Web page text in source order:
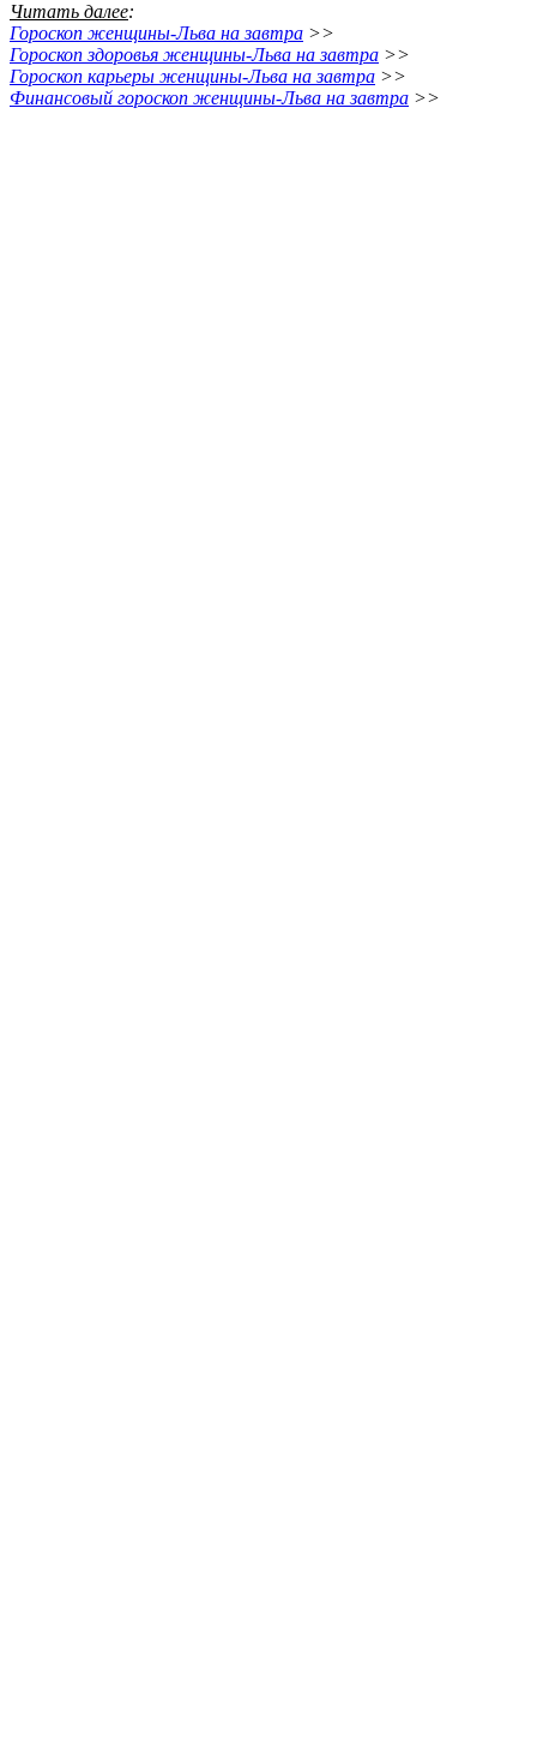
Читать далее:
Гороскоп женщины-Льва на завтра >>
Гороскоп здоровья женщины-Льва на завтра >>
Гороскоп карьеры женщины-Льва на завтра >>
Финансовый гороскоп женщины-Льва на завтра >>